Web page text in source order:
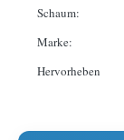
Schaum:
Marke:
Hervorheben